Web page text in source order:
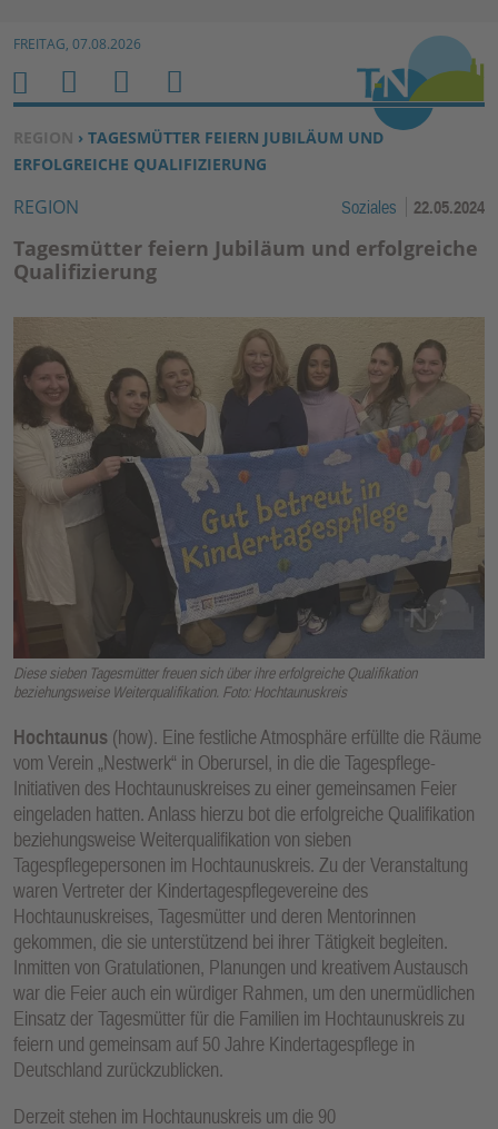
Zum Inhalt springen ↓
FREITAG, 07.08.2026
SIE BEFINDEN SICH HIER:
REGION › TAGESMÜTTER FEIERN JUBILÄUM UND
ERFOLGREICHE QUALIFIZIERUNG
REGION Soziales 22.05.2024
Tagesmütter feiern Jubiläum und erfolgreiche
Qualifizierung
Diese sieben Tagesmütter freuen sich über ihre erfolgreiche Qualifikation
beziehungsweise Weiterqualifikation. Foto: Hochtaunuskreis
Hochtaunus (how). Eine festliche Atmosphäre erfüllte die Räume
vom Verein „Nestwerk“ in Oberursel, in die die Tagespflege-
Initiativen des Hochtaunuskreises zu einer gemeinsamen Feier
eingeladen hatten. Anlass hierzu bot die erfolgreiche Qualifikation
beziehungsweise Weiterqualifikation von sieben
Tagespflegepersonen im Hochtaunuskreis. Zu der Veranstaltung
waren Vertreter der Kindertagespflegevereine des
Hochtaunuskreises, Tagesmütter und deren Mentorinnen
gekommen, die sie unterstützend bei ihrer Tätigkeit begleiten.
Inmitten von Gratulationen, Planungen und kreativem Austausch
war die Feier auch ein würdiger Rahmen, um den unermüdlichen
Einsatz der Tagesmütter für die Familien im Hochtaunuskreis zu
feiern und gemeinsam auf 50 Jahre Kindertagespflege in
Deutschland zurückzublicken.
Derzeit stehen im Hochtaunuskreis um die 90
H
O
M
E
M
E
N
U
S
U
C
N
B
E
N
Z
F
U
N
K
TI
O
N
E
N